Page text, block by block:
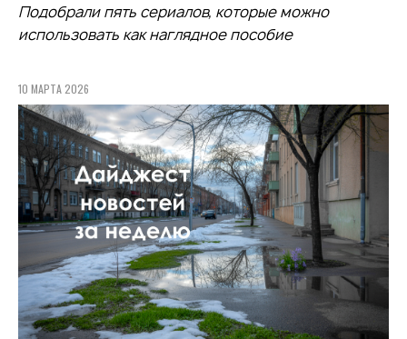
Подобрали пять сериалов, которые можно
использовать как наглядное пособие
10 МАРТА 2026